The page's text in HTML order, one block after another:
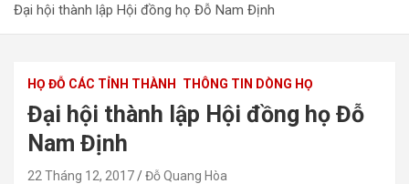
Đại hội thành lập Hội đồng họ Đỗ Nam Định
HỌ ĐỖ CÁC TỈNH THÀNH THÔNG TIN DÒNG HỌ
Đại hội thành lập Hội đồng họ Đỗ
Nam Định
22 Tháng 12, 2017 Đỗ Quang Hòa